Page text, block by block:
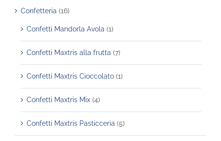
Confetteria (16)
Confetti Mandorla Avola (1)
Confetti Maxtris alla frutta (7)
Confetti Maxtris Cioccolato (1)
Confetti Maxtris Mix (4)
Confetti Maxtris Pasticceria (5)